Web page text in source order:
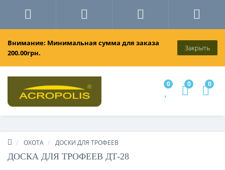
Внимание: Минимальная сумма для заказа
200.00грн.
Закрыть
0 0 0
ОХОТА ДОСКИ ДЛЯ ТРОФЕЕВ
ДОСКА ДЛЯ ТРОФЕЕВ ДТ-28